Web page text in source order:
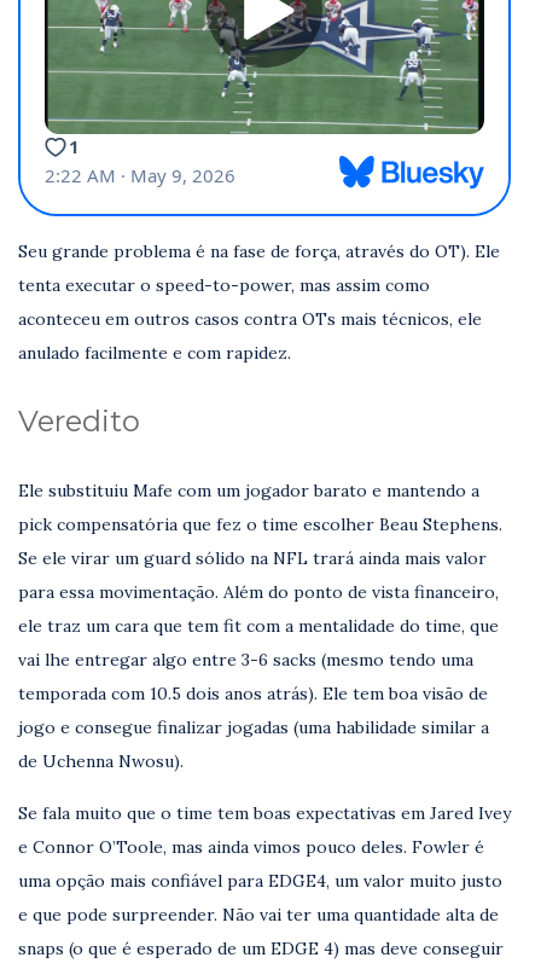
Seu grande problema é na fase de força, através do OT). Ele
tenta executar o speed-to-power, mas assim como
aconteceu em outros casos contra OTs mais técnicos, ele
anulado facilmente e com rapidez.
Veredito
Ele substituiu Mafe com um jogador barato e mantendo a
pick compensatória que fez o time escolher Beau Stephens.
Se ele virar um guard sólido na NFL trará ainda mais valor
para essa movimentação. Além do ponto de vista financeiro,
ele traz um cara que tem fit com a mentalidade do time, que
vai lhe entregar algo entre 3-6 sacks (mesmo tendo uma
temporada com 10.5 dois anos atrás). Ele tem boa visão de
jogo e consegue finalizar jogadas (uma habilidade similar a
de Uchenna Nwosu).
Se fala muito que o time tem boas expectativas em Jared Ivey
e Connor O’Toole, mas ainda vimos pouco deles. Fowler é
uma opção mais confiável para EDGE4, um valor muito justo
e que pode surpreender. Não vai ter uma quantidade alta de
snaps (o que é esperado de um EDGE 4) mas deve conseguir